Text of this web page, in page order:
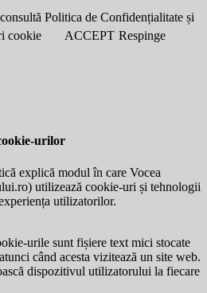
Politica de Confidențialitate și
cookie ACCEPT Respinge
urilor
explică modul în care Vocea
) utilizează cookie-uri și tehnologii
utilizatorilor.
urile sunt fișiere text mici stocate
când acesta vizitează un site web.
dispozitivul utilizatorului la fiecare